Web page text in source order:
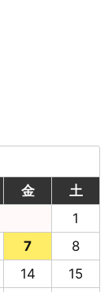
金
土
1
7
8
14
15